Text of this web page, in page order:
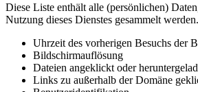
Diese Liste enthält alle (persönlichen)
Nutzung dieses Dienstes gesammelt werden.
Uhrzeit des vorherigen Besuchs der
Bildschirmauflösung
Dateien angeklickt oder
Links zu außerhalb der Domäne